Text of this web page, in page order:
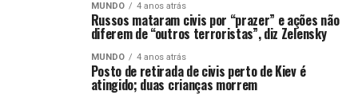
MUNDO 4 anos atrás
Russos mataram civis por “prazer” e ações não
diferem de “outros terroristas”, diz Zelensky
MUNDO 4 anos atrás
Posto de retirada de civis perto de Kiev é
atingido; duas crianças morrem